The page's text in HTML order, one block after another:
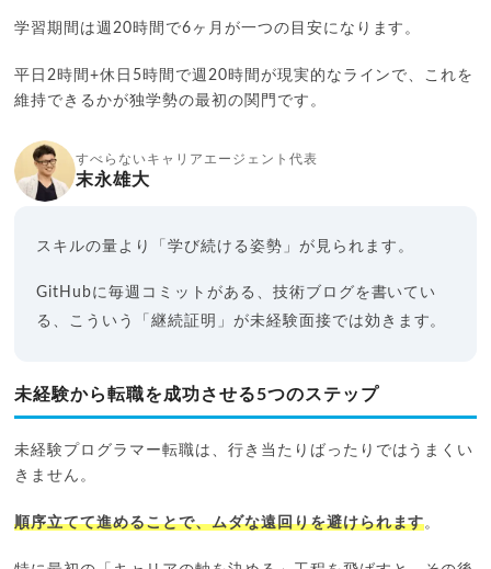
学習期間は週20時間で6ヶ月が一つの目安になります。
平日2時間+休日5時間で週20時間が現実的なラインで、これを
維持できるかが独学勢の最初の関門です。
すべらないキャリアエージェント代表
末永雄大
スキルの量より「学び続ける姿勢」が見られます。
GitHubに毎週コミットがある、技術ブログを書いてい
る、こういう「継続証明」が未経験面接では効きます。
未経験から転職を成功させる5つのステップ
未経験プログラマー転職は、行き当たりばったりではうまくい
きません。
順序立てて進めることで、ムダな遠回りを避けられます。